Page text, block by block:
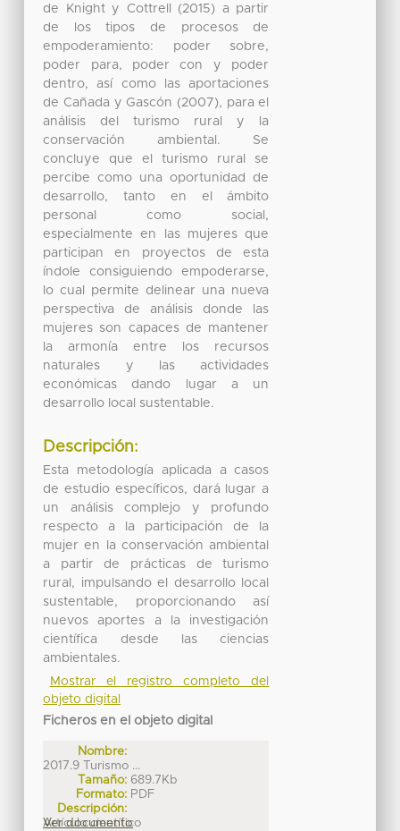
de Knight y Cottrell (2015) a partir
de los tipos de procesos de
empoderamiento: poder sobre,
poder para, poder con y poder
dentro, así como las aportaciones
de Cañada y Gascón (2007), para el
análisis del turismo rural y la
conservación ambiental. Se
concluye que el turismo rural se
percibe como una oportunidad de
desarrollo, tanto en el ámbito
personal como social,
especialmente en las mujeres que
participan en proyectos de esta
índole consiguiendo empoderarse,
lo cual permite delinear una nueva
perspectiva de análisis donde las
mujeres son capaces de mantener
la armonía entre los recursos
naturales y las actividades
económicas dando lugar a un
desarrollo local sustentable.
Descripción:
Esta metodología aplicada a casos
de estudio específicos, dará lugar a
un análisis complejo y profundo
respecto a la participación de la
mujer en la conservación ambiental
a partir de prácticas de turismo
rural, impulsando el desarrollo local
sustentable, proporcionando así
nuevos aportes a la investigación
científica desde las ciencias
ambientales.
Mostrar el registro completo del
objeto digital
Ficheros en el objeto digital
Nombre:
2017.9 Turismo ...
Tamaño: 689.7Kb
Formato: PDF
Descripción:
Artículo científico
Ver documento